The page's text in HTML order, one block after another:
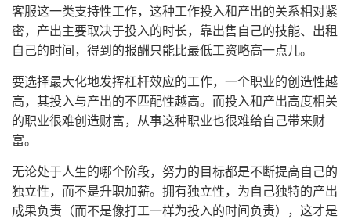
客服这一类支持性工作，这种工作投入和产出的关系相对紧
密，产出主要取决于投入的时长，靠出售自己的技能、出租
自己的时间，得到的报酬只能比最低工资略高一点儿。
要选择最大化地发挥杠杆效应的工作，一个职业的创造性越
高，其投入与产出的不匹配性越高。而投入和产出高度相关
的职业很难创造财富，从事这种职业也很难给自己带来财
富。
无论处于人生的哪个阶段，努力的目标都是不断提高自己的
独立性，而不是升职加薪。拥有独立性，为自己独特的产出
成果负责（而不是像打工一样为投入的时间负责），这才是